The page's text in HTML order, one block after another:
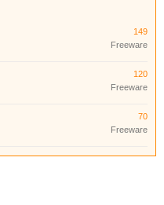
149
Freeware
120
Freeware
70
Freeware